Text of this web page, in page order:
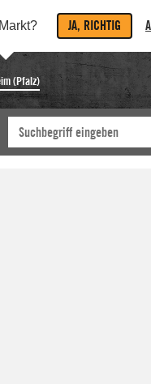
JA, RICHTIG
(Pfalz)